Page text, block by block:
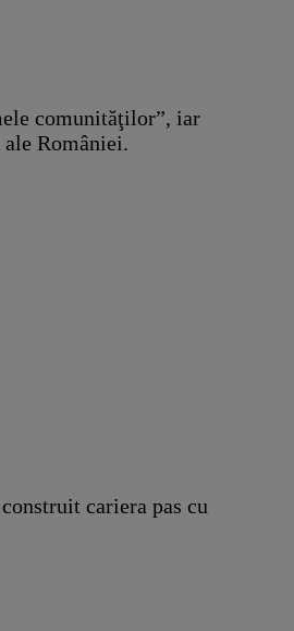
comunităţilor”, iar
României.
cariera pas cu